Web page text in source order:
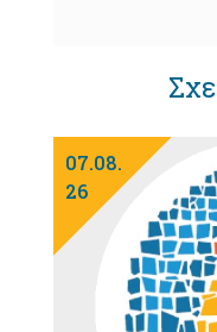
07.08.
26